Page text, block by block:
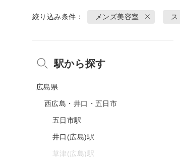
絞り込み条件： メンズ美容室
駅から探す
広島県
西広島・井口・五日市
五日市駅
井口(広島)駅
草津(広島)駅